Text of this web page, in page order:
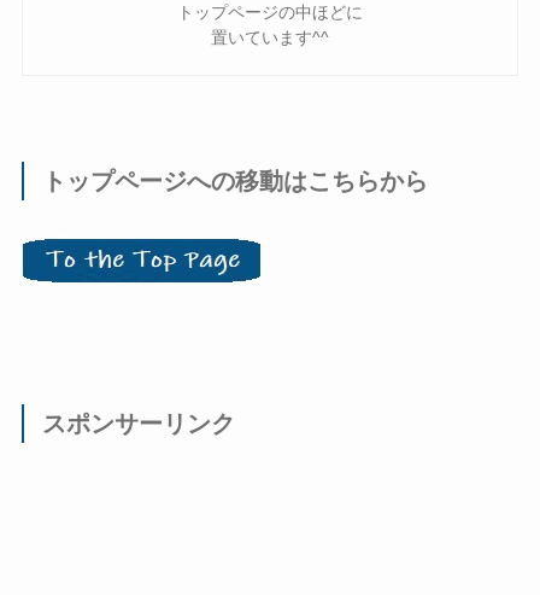
トップページの中ほどに
置いています^^
トップページへの移動はこちらから
スポンサーリンク